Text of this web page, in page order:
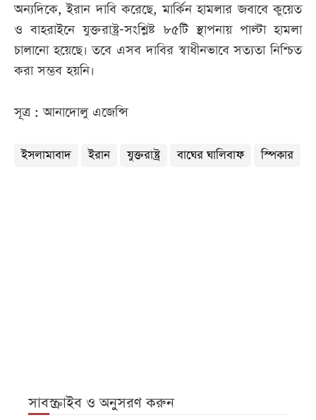
অন্যদিকে, ইরান দাবি করেছে, মার্কিন হামলার জবাবে কুয়েত
ও বাহরাইনে যুক্তরাষ্ট্র-সংশ্লিষ্ট ৮৫টি স্থাপনায় পাল্টা হামলা
চালানো হয়েছে। তবে এসব দাবির স্বাধীনভাবে সত্যতা নিশ্চিত
করা সম্ভব হয়নি।
সূত্র : আনাদোলু এজেন্সি
ইসলামাবাদ ইরান যুক্তরাষ্ট্র বাঘের ঘালিবাফ স্পিকার
সাবস্ক্রাইব ও অনুসরণ করুন